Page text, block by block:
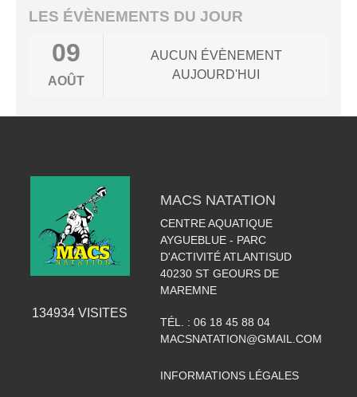
LES ÉVÈNEMENTS DU JOUR
09
AOÛT
AUCUN ÉVÈNEMENT
AUJOURD'HUI
134934 VISITES
MACS NATATION
CENTRE AQUATIQUE
AYGUEBLUE - PARC
D'ACTIVITÉ ATLANTISUD
40230 ST GEOURS DE
MAREMNE
TÉL. : 06 18 45 88 04
MACSNATATION@GMAIL.COM
INFORMATIONS LÉGALES